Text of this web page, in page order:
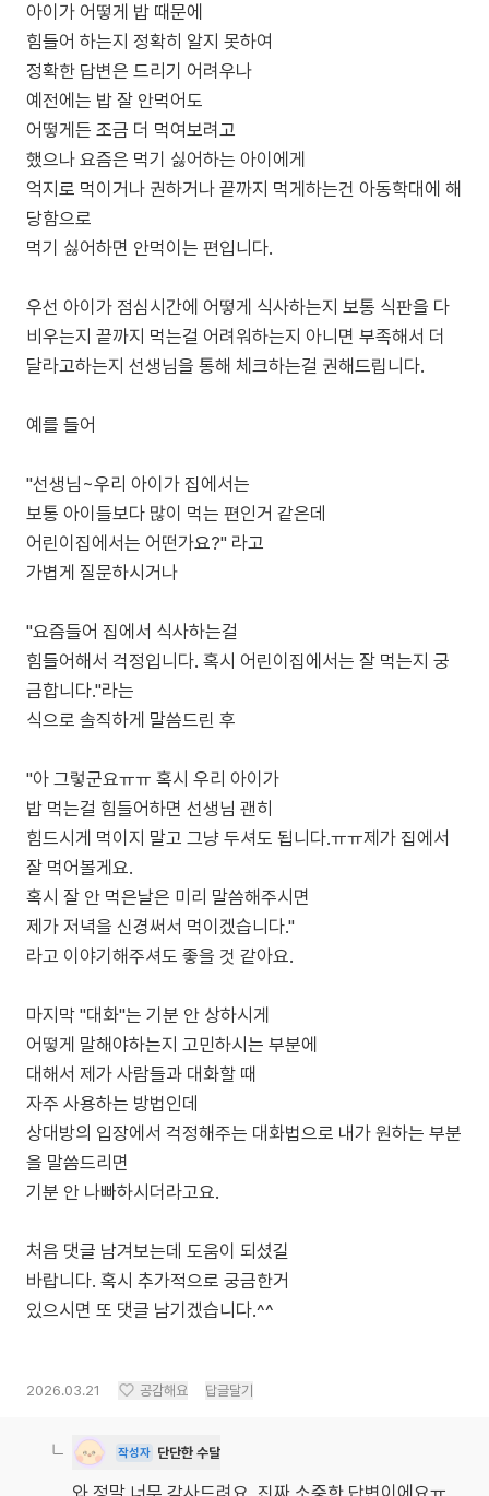
아이가 어떻게 밥 때문에
힘들어 하는지 정확히 알지 못하여
정확한 답변은 드리기 어려우나
예전에는 밥 잘 안먹어도
어떻게든 조금 더 먹여보려고
했으나 요즘은 먹기 싫어하는 아이에게
억지로 먹이거나 권하거나 끝까지 먹게하는건 아동학대에 해
당함으로
먹기 싫어하면 안먹이는 편입니다.
우선 아이가 점심시간에 어떻게 식사하는지 보통 식판을 다
비우는지 끝까지 먹는걸 어려워하는지 아니면 부족해서 더
달라고하는지 선생님을 통해 체크하는걸 권해드립니다.
예를 들어
"선생님~우리 아이가 집에서는
보통 아이들보다 많이 먹는 편인거 같은데
어린이집에서는 어떤가요?" 라고
가볍게 질문하시거나
"요즘들어 집에서 식사하는걸
힘들어해서 걱정입니다. 혹시 어린이집에서는 잘 먹는지 궁
금합니다."라는
식으로 솔직하게 말씀드린 후
"아 그렇군요ㅠㅠ 혹시 우리 아이가
밥 먹는걸 힘들어하면 선생님 괜히
힘드시게 먹이지 말고 그냥 두셔도 됩니다.ㅠㅠ제가 집에서
잘 먹어볼게요.
혹시 잘 안 먹은날은 미리 말씀해주시면
제가 저녁을 신경써서 먹이겠습니다."
라고 이야기해주셔도 좋을 것 같아요.
마지막 "대화"는 기분 안 상하시게
어떻게 말해야하는지 고민하시는 부분에
대해서 제가 사람들과 대화할 때
자주 사용하는 방법인데
상대방의 입장에서 걱정해주는 대화법으로 내가 원하는 부분
을 말씀드리면
기분 안 나빠하시더라고요.
처음 댓글 남겨보는데 도움이 되셨길
바랍니다. 혹시 추가적으로 궁금한거
있으시면 또 댓글 남기겠습니다.^^
2026.03.21 공감해요 답글달기
작성자 단단한 수달